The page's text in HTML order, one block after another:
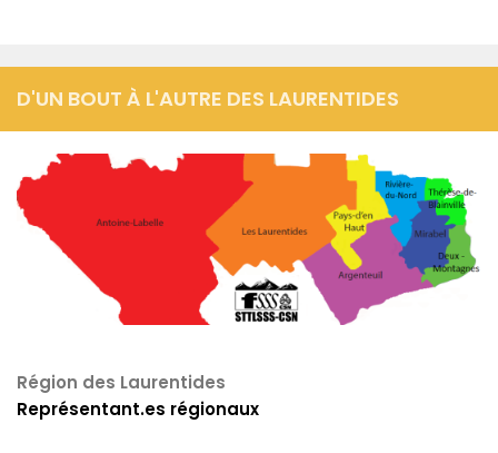
D'UN BOUT À L'AUTRE DES LAURENTIDES
Région des Laurentides
Représentant.es régionaux